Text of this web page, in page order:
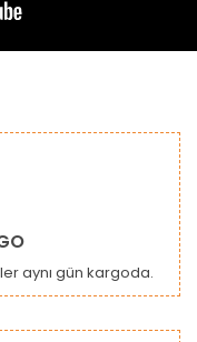
yapın!
aynı gün kargoda.